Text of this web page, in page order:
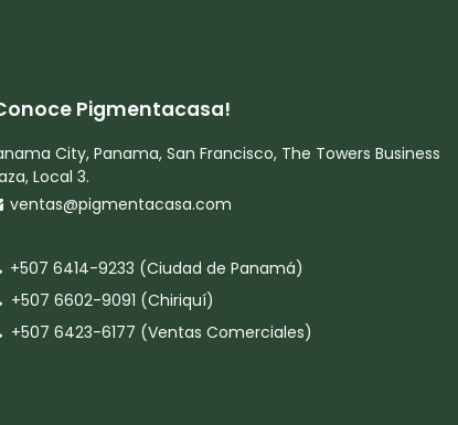
Pigmentacasa!
City, Panama, San Francisco, The Towers Business
Local 3.
ventas@pigmentacasa.com
+507 6414-9233 (Ciudad de Panamá)
+507 6602-9091 (Chiriquí)
+507 6423-6177 (Ventas Comerciales)